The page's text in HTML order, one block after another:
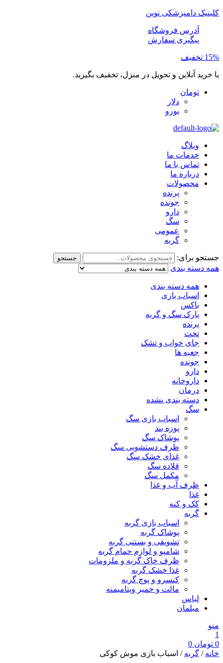
کلینیک دامپزشکی نوین
آدرس فروشگاه
پیگیری سفارش
15% تخفیف
با خرید آنلاین و تحویل در منزل، تخفیف بگیرید.
تومان
دلار
یورو
وبلاگ
خدمات ما
تماس با ما
درباره ما
محصولات
پرنده
جونده
دارو
سگ
عمومی
گربه
جستجو برای: جستجو
همه دسته بندی
همه دسته بندی
اسباب بازی
باکس
پارک سگ و گربه
پرنده
تخت
جای خواب و تشک
جعبه ها
جونده
دارو
داروخانه
درمان
دسته بندی نشده
سگ
اسباب بازی سگ
پوزه بند
پوشاک سگ
ظرف دستشویی سگ
غذای خشک سگ
قلاده سگ
مکمل سگ
ظرف آب و غذا
غذا
کک و کنه
گربه
اسباب بازی گربه
پوشاک گربه
تشویقی و بستنی گربه
شامپو و لوازم حمام گربه
ظرف خاک گربه و ملزومات
غذا خشک گربه
کنسرو و پوچ گربه
مالت و خمیر ویتامیمنه
لباس
مبلمان
منو
1
0 تومان
خانه / گربه / اسباب بازی موش کوکی